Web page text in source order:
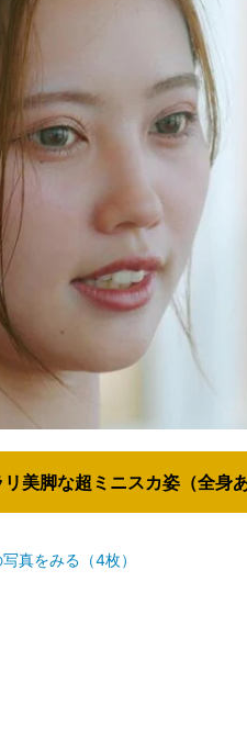
美脚な超ミニスカ姿（全身あ
真をみる（4枚）